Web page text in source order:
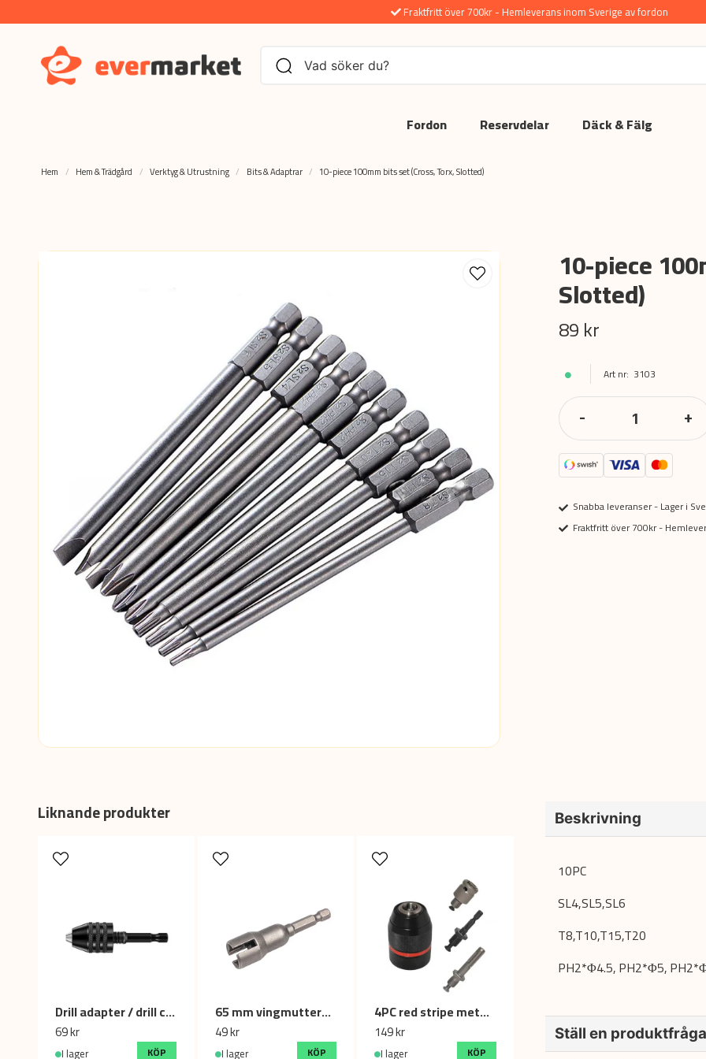
Fraktfritt över 700kr - Hemleverans inom Sverige av fordon
Fordon Reservdelar Däck & Fälg
Hem Hem & Trädgård Verktyg & Utrustning Bits & Adaptrar 10-piece 100mm bits set (Cross, Torx, Slotted)
10-piece
Slotted)
89 kr
3103
- +
Snabba leveranser - Lager i
Fraktfritt över 700kr -
Liknande produkter
Drill adapter / drill chuck set (Hexagonal shank) 0.8-8mm Black
69 kr
I lager KÖP
65 mm vingmutterbits – bits för snabb åtdragning av vingmuttrar och krokar
49 kr
I lager KÖP
4PC red stripe metal chuck 1.5-13mm
149 kr
I lager KÖP
Beskrivning
10PC
SL4,SL5,SL6
T8,T10,T15,T20
PH2*Φ4.5, PH2*Φ5,
Ställ en produktfråga